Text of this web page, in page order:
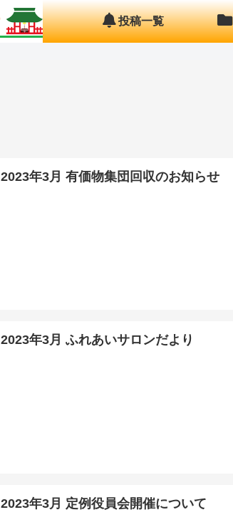
投稿一覧
2023年3月 有価物集団回収のお知らせ
2023年3月 ふれあいサロンだより
2023年3月 定例役員会開催について